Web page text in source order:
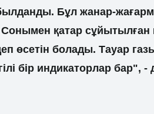
Бұл жанар-
қатар сұйытылған
өсетін болады. Тауар
бір индикаторлар бар", -